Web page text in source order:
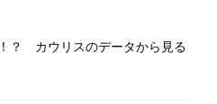
？ カウリスのデータから見る